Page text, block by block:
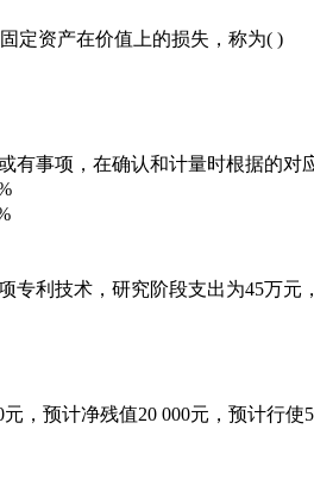
定资产在价值上的损失，称为( )
有事项，在确认和计量时根据的对
专利技术，研究阶段支出为45万
元，预计净残值20 000元，预计行